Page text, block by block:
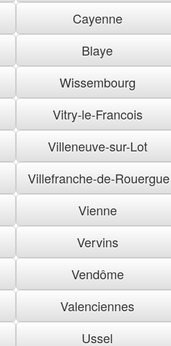
Cayenne
Blaye
Wissembourg
Vitry-le-Francois
Villeneuve-sur-Lot
Villefranche-de-Rouergue
Vienne
Vervins
Vendôme
Valenciennes
Ussel